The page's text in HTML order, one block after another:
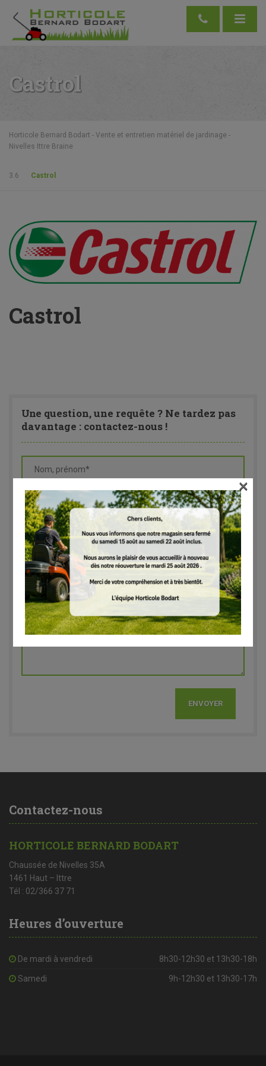
Castrol
Horticole Bernard Bodart - Vente et entretien matériel de jardinage -
Nivelles Ittre Braine
3.6 Castrol
Castrol
Une question, une requête ? Ne tardez pas
davantage : contactez-nous !
Contactez-nous
HORTICOLE BERNARD BODART
Chaussée de Nivelles 35A
1461 Haut – Ittre
Tél : 02/366 37 71
Heures d’ouverture
De mardi à vendredi 8h30-12h30 et 13h30-18h
Samedi 9h-12h30 et 13h30-17h
×